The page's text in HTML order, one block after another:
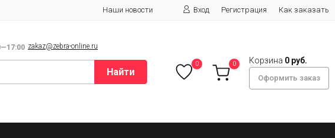
Наши новости Вход Регистрация Как заказать
zakaz@zebra-online.ru
Найти
0 0 Корзина 0 руб.
Оформить заказ